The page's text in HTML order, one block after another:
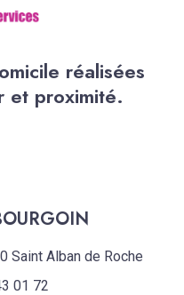
réalisées
et proximité.
Saint Alban de Roche
01 72